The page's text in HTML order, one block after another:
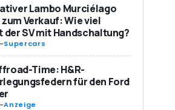
Lambo Murciélago
Verkauf: Wie viel
der SV mit Handschaltung?
-Supercars
Time: H&R-
für den Ford
-Anzeige